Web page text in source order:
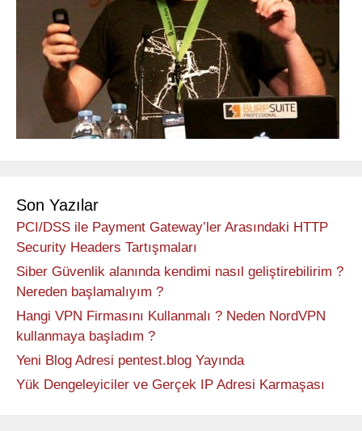
Son Yazılar
PCI/DSS ile Payment Gateway’ler Arasındaki HTTP
Security Headers Tartışmaları
Siber Güvenlik alanında kendimi nasıl geliştirebilirim ?
Nereden başlamalıyım ?
Hangi VPN Firmasını Kullanmalı ? Neden NordVPN
kullanmaya başladım ?
Yeni Blog Adresi pentest.blog Yayında
Yük Dengeleyiciler ve Gerçek IP Adresi Karmaşası